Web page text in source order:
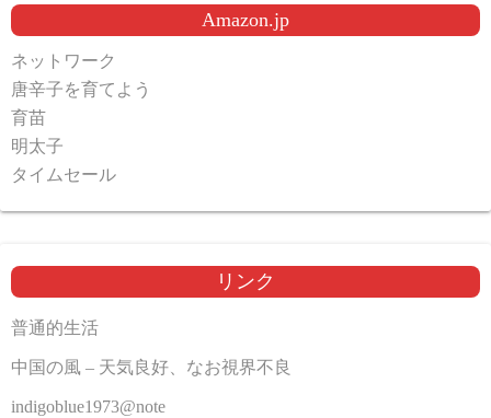
Amazon.jp
ネットワーク
唐辛子を育てよう
育苗
明太子
タイムセール
リンク
普通的生活
中国の風 – 天気良好、なお視界不良
indigoblue1973@note